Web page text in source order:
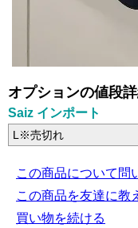
オプションの値段
Saiz インポート
L※売切れ
この商品について問
この商品を友達に教
買い物を続ける